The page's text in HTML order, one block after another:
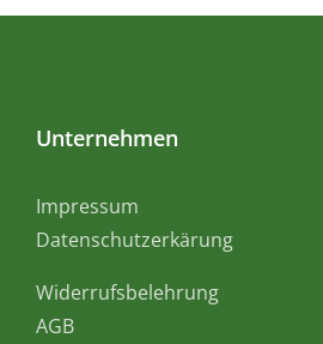
Unternehmen
Impressum
Datenschutzerkärung
Widerrufsbelehrung
AGB